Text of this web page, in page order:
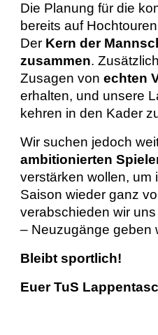
Die Planung für die
bereits auf
Der Kern der
zusammen.
Zusagen vonechten
erhalten, und unsere
kehren in den Kader
Wir suchen jedoch
ambitionierten
verstärken wollen, um
Saison wieder ganz
verabschieden wir
– Neuzugänge geben
Bleibt sportlich!
Euer TuS